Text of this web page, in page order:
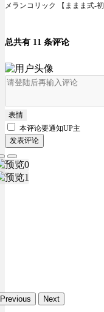
メランコリック 【ままま式-
总共有 11 条评论
表情
本评论要通知UP主
发表评论
Previous Next